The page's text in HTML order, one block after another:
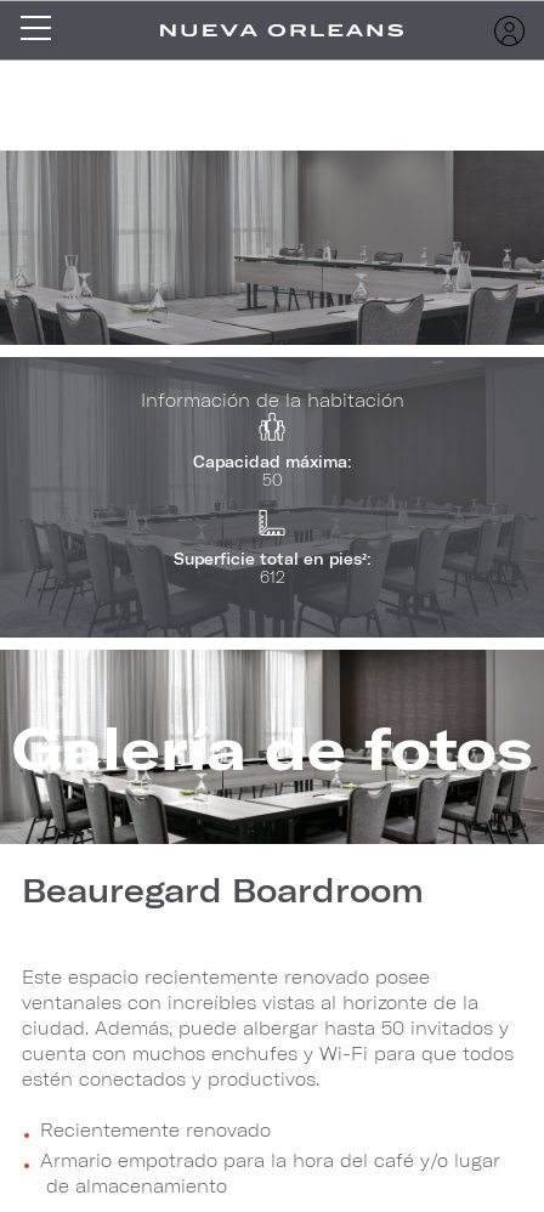
Información de la habitación
Capacidad máxima:
50
Superficie total en pies²:
612
Galería de fotos
Beauregard Boardroom
Este espacio recientemente renovado posee
ventanales con increíbles vistas al horizonte de la
ciudad. Además, puede albergar hasta 50 invitados y
cuenta con muchos enchufes y Wi-Fi para que todos
estén conectados y productivos.
Recientemente renovado
Armario empotrado para la hora del café y/o lugar
de almacenamiento